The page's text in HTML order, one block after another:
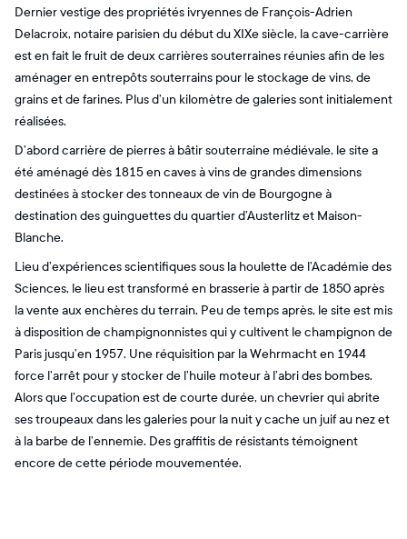
Dernier vestige des propriétés ivryennes de François-Adrien
Delacroix, notaire parisien du début du XIXe siècle, la cave-carrière
est en fait le fruit de deux carrières souterraines réunies afin de les
aménager en entrepôts souterrains pour le stockage de vins, de
grains et de farines. Plus d’un kilomètre de galeries sont initialement
réalisées.
D’abord carrière de pierres à bâtir souterraine médiévale, le site a
été aménagé dès 1815 en caves à vins de grandes dimensions
destinées à stocker des tonneaux de vin de Bourgogne à
destination des guinguettes du quartier d’Austerlitz et Maison-
Blanche.
Lieu d’expériences scientifiques sous la houlette de l’Académie des
Sciences, le lieu est transformé en brasserie à partir de 1850 après
la vente aux enchères du terrain. Peu de temps après, le site est mis
à disposition de champignonnistes qui y cultivent le champignon de
Paris jusqu’en 1957. Une réquisition par la Wehrmacht en 1944
force l’arrêt pour y stocker de l’huile moteur à l’abri des bombes.
Alors que l’occupation est de courte durée, un chevrier qui abrite
ses troupeaux dans les galeries pour la nuit y cache un juif au nez et
à la barbe de l’ennemie. Des graffitis de résistants témoignent
encore de cette période mouvementée.